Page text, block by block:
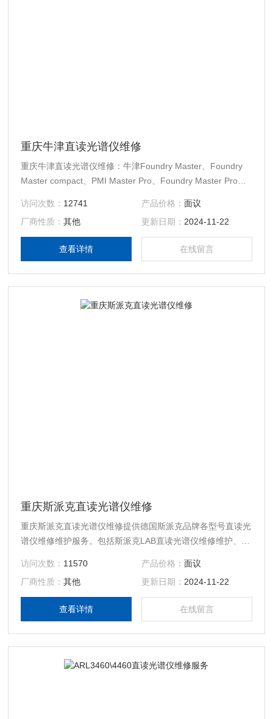
重庆牛津直读光谱仪维修
重庆牛津直读光谱仪维修：牛津Foundry Master、Foundry
Master compact、PMI Master Pro、Foundry Master Pro、
护。
访问次数： 12741 产品价格： 面议
厂商性质：其他 更新日期： 2024-11-22
查看详情 在线留言
重庆斯派克直读光谱仪维修
重庆斯派克直读光谱仪维修提供德国斯派克品牌各型号直读光
谱仪维修维护服务。包括斯派克LAB直读光谱仪维修维护、斯
仪维修维护服务、SPECTRO MAXx直读光谱仪维修服务、
SPECTRO LAB 直读光谱仪维修服务、SPECTRO TEST移动
式直读光谱仪维修服务、SPECTRO CHECK直读光谱仪维修
访问次数： 11570 产品价格： 面议
厂商性质：其他 更新日期： 2024-11-22
查看详情 在线留言